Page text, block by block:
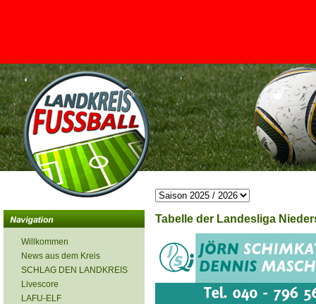
<
Willkommen
News aus dem Kreis
SCHLAG DEN LANDKREIS
Livescore
LAFU-ELF
Tabelle der Landesliga